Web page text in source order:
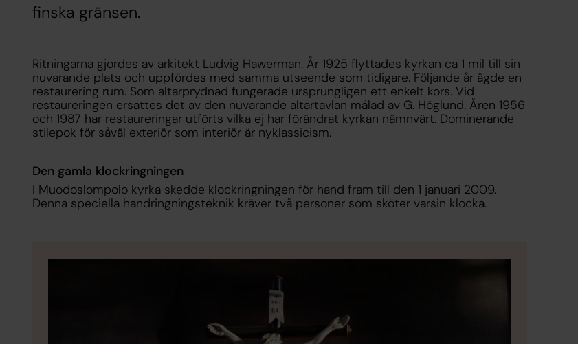
finska gränsen.
Ritningarna gjordes av arkitekt Ludvig Hawerman. År 1925 flyttades kyrkan ca 1 mil till sin
nuvarande plats och uppfördes med samma utseende som tidigare. Följande år ägde en
restaurering rum. Som altarprydnad fungerade ursprungligen ett enkelt kors. Vid
restaureringen ersattes det av den nuvarande altartavlan målad av G. Höglund. Åren 1956
och 1987 har restaureringar utförts vilka ej har förändrat kyrkan nämnvärt. Dominerande
stilepok för såväl exteriör som interiör är nyklassicism.
Den gamla klockringningen
I Muodoslompolo kyrka skedde klockringningen för hand fram till den 1 januari 2009.
Denna speciella handringningsteknik kräver två personer som sköter varsin klocka.